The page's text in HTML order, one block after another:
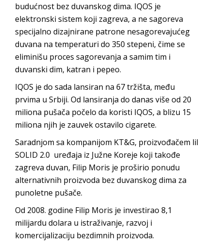
budućnost bez duvanskog dima. IQOS je
elektronski sistem koji zagreva, a ne sagoreva
specijalno dizajnirane patrone nesagorevajućeg
duvana na temperaturi do 350 stepeni, čime se
eliminišu proces sagorevanja a samim tim i
duvanski dim, katran i pepeo.
IQOS je do sada lansiran na 67 tržišta, među
prvima u Srbiji. Od lansiranja do danas više od 20
miliona pušača počelo da koristi IQOS, a blizu 15
miliona njih je zauvek ostavilo cigarete.
Saradnjom sa kompanijom KT&G, proizvođačem lil
SOLID 2.0 uređaja iz Južne Koreje koji takođe
zagreva duvan, Filip Moris je proširio ponudu
alternativnih proizvoda bez duvanskog dima za
punoletne pušače.
Od 2008. godine Filip Moris je investirao 8,1
milijardu dolara u istraživanje, razvoj i
komercijalizaciju bezdimnih proizvoda.